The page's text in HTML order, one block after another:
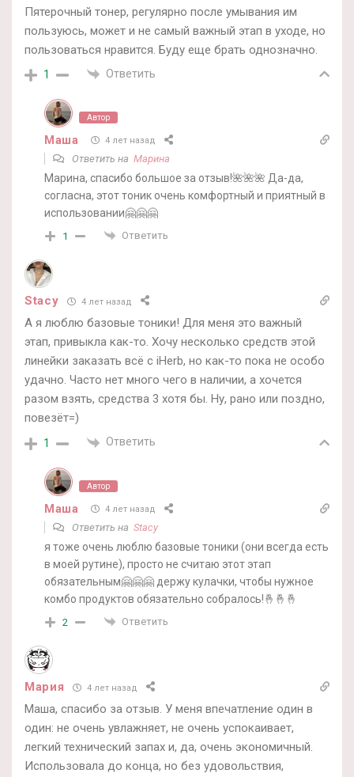
Пятерочный тонер, регулярно после умывания им
пользуюсь, может и не самый важный этап в уходе, но
пользоваться нравится. Буду еще брать однозначно.
1 Ответить
Автор
Маша 4 лет назад
Ответить на Марина
Марина, спасибо большое за отзыв!🌺🌺🌺 Да-да,
согласна, этот тоник очень комфортный и приятный в
использовании🤗🤗🤗
1 Ответить
Stacy 4 лет назад
А я люблю базовые тоники! Для меня это важный
этап, привыкла как-то. Хочу несколько средств этой
линейки заказать всё с iHerb, но как-то пока не особо
удачно. Часто нет много чего в наличии, а хочется
разом взять, средства 3 хотя бы. Ну, рано или поздно,
повезёт=)
1 Ответить
Автор
Маша 4 лет назад
Ответить на Stacy
я тоже очень люблю базовые тоники (они всегда есть
в моей рутине), просто не считаю этот этап
обязательным🤗🤗🤗 держу кулачки, чтобы нужное
комбо продуктов обязательно собралось!🤞🤞🤞
2 Ответить
Мария 4 лет назад
Маша, спасибо за отзыв. У меня впечатление один в
один: не очень увлажняет, не очень успокаивает,
легкий технический запах и, да, очень экономичный.
Использовала до конца, но без удовольствия,